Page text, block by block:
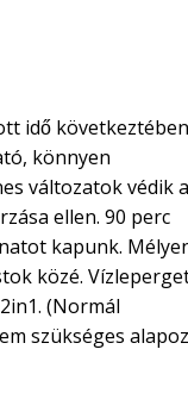
idő következtében
könnyen
változatok védik a
ellen. 90 perc
kapunk.
közé.
(Normál
szükséges